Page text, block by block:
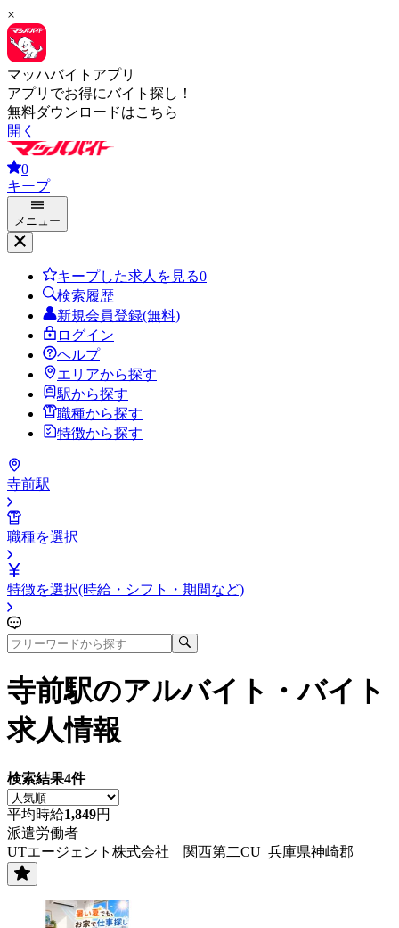
×
マッハバイトアプリ
アプリでお得にバイト探し！
無料ダウンロードはこちら
開く
0
キープ
メニュー
キープした求人を見る0
検索履歴
新規会員登録(無料)
ログイン
ヘルプ
エリアから探す
駅から探す
職種から探す
特徴から探す
寺前駅
職種を選択
特徴を選択(時給・シフト・期間など)
寺前駅のアルバイト・バイト
求人情報
検索結果4件
平均時給1,849円
派遣労働者
UTエージェント株式会社 関西第二CU_兵庫県神崎郡